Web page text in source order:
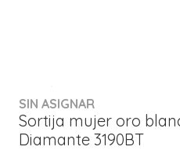
SIN ASIGNAR
Sortija mujer oro
Diamante 3190BT